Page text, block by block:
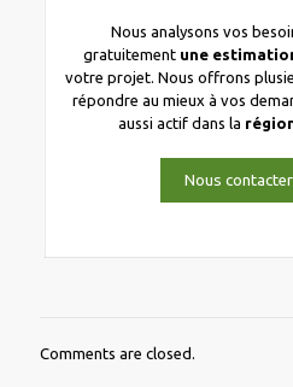
Nous analysons vos
gratuitement une
votre projet. Nous offrons
répondre au mieux à vos
aussi actif dans la
Nous
Comments are closed.